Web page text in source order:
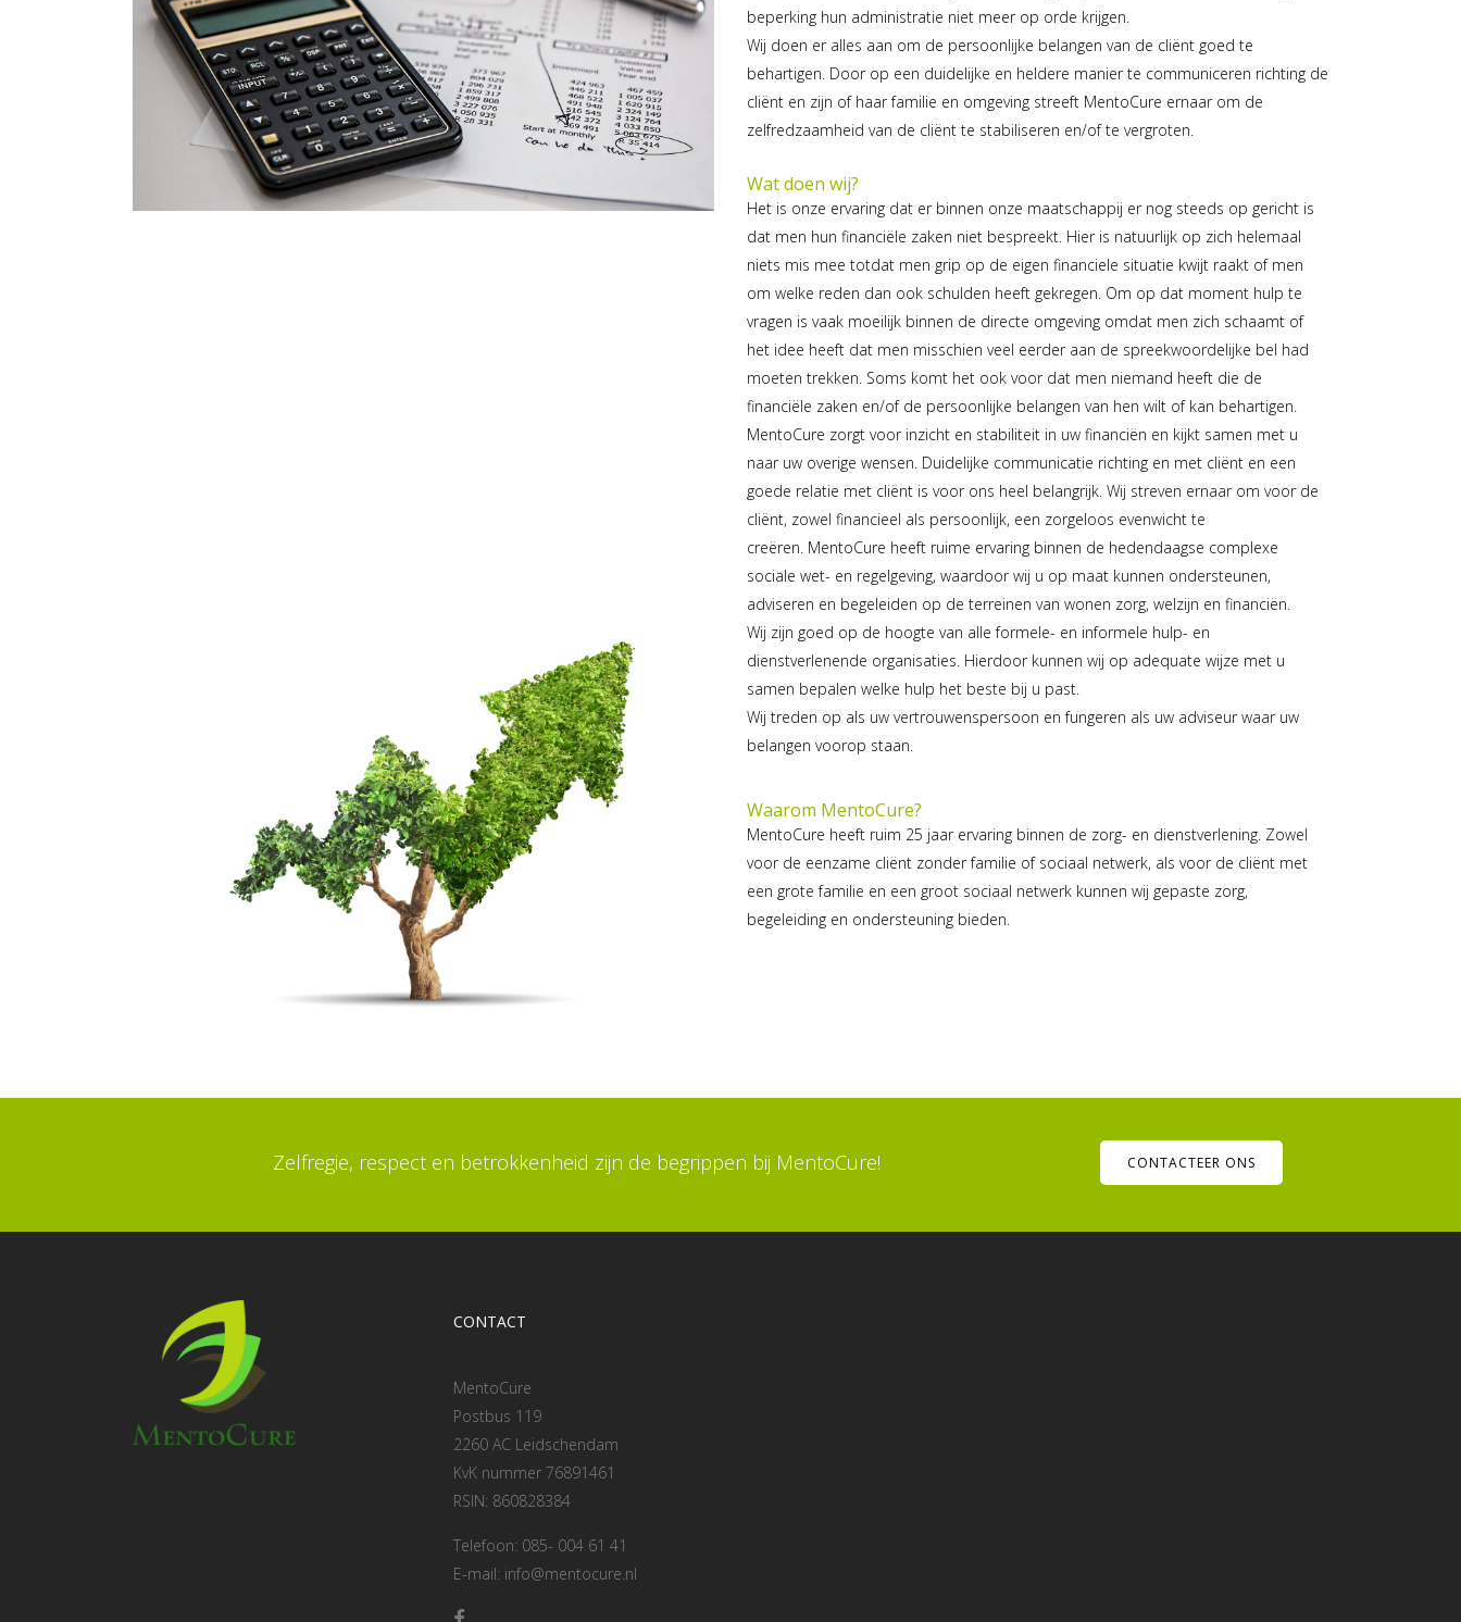
beperking hun administratie niet meer op orde krijgen.
Wij doen er alles aan om de persoonlijke belangen van de cliënt goed te
behartigen. Door op een duidelijke en heldere manier te communiceren richting de
cliënt en zijn of haar familie en omgeving streeft MentoCure ernaar om de
zelfredzaamheid van de cliënt te stabiliseren en/of te vergroten.
Wat doen wij?
Het is onze ervaring dat er binnen onze maatschappij er nog steeds op gericht is
dat men hun financiële zaken niet bespreekt. Hier is natuurlijk op zich helemaal
niets mis mee totdat men grip op de eigen financiele situatie kwijt raakt of men
om welke reden dan ook schulden heeft gekregen. Om op dat moment hulp te
vragen is vaak moeilijk binnen de directe omgeving omdat men zich schaamt of
het idee heeft dat men misschien veel eerder aan de spreekwoordelijke bel had
moeten trekken. Soms komt het ook voor dat men niemand heeft die de
financiële zaken en/of de persoonlijke belangen van hen wilt of kan behartigen.
MentoCure zorgt voor inzicht en stabiliteit in uw financiën en kijkt samen met u
naar uw overige wensen. Duidelijke communicatie richting en met cliënt en een
goede relatie met cliënt is voor ons heel belangrijk. Wij streven ernaar om voor de
cliënt, zowel financieel als persoonlijk, een zorgeloos evenwicht te
creëren. MentoCure heeft ruime ervaring binnen de hedendaagse complexe
sociale wet- en regelgeving, waardoor wij u op maat kunnen ondersteunen,
adviseren en begeleiden op de terreinen van wonen zorg, welzijn en financiën.
Wij zijn goed op de hoogte van alle formele- en informele hulp- en
dienstverlenende organisaties. Hierdoor kunnen wij op adequate wijze met u
samen bepalen welke hulp het beste bij u past.
Wij treden op als uw vertrouwenspersoon en fungeren als uw adviseur waar uw
belangen voorop staan.
Waarom MentoCure?
MentoCure heeft ruim 25 jaar ervaring binnen de zorg- en dienstverlening. Zowel
voor de eenzame cliënt zonder familie of sociaal netwerk, als voor de cliënt met
een grote familie en een groot sociaal netwerk kunnen wij gepaste zorg,
begeleiding en ondersteuning bieden.
Zelfregie, respect en betrokkenheid zijn de begrippen bij MentoCure! CONTACTEER ONS
CONTACT
MentoCure
Postbus 119
2260 AC Leidschendam
KvK nummer 76891461
RSIN: 860828384
Telefoon: 085- 004 61 41
E-mail: info@mentocure.nl